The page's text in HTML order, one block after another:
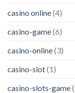
casino online(4)
casino-game(6)
casino-online(3)
casino-slot(1)
casino-slots-game